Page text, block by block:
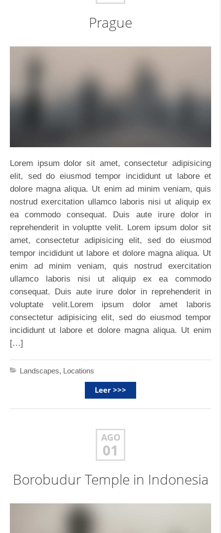
Prague
Lorem ipsum dolor sit amet, consectetur adipisicing
elit, sed do eiusmod tempor incididunt ut labore et
dolore magna aliqua. Ut enim ad minim veniam, quis
nostrud exercitation ullamco laboris nisi ut aliquip ex
ea commodo consequat. Duis aute irure dolor in
reprehenderit in voluptte velit. Lorem ipsum dolor sit
amet, consectetur adipisicing elit, sed do eiusmod
tempor incididunt ut labore et dolore magna aliqua. Ut
enim ad minim veniam, quis nostrud exercitation
ullamco laboris nisi ut aliquip ex ea commodo
consequat. Duis aute irure dolor in reprehenderit in
voluptate velit.Lorem ipsum dolor amet laboris
consectetur adipisicing elit, sed do eiusmod tempor
incididunt ut labore et dolore magna aliqua. Ut enim
[…]
Landscapes, Locations
Leer >>>
AGO
01
Borobudur Temple in Indonesia